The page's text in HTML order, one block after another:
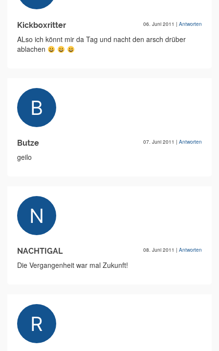
Kickboxritter 06. Juni 2011 | Antworten
ALso ich könnt mir da Tag und nacht den arsch drüber
ablachen
Butze 07. Juni 2011 | Antworten
geilo
NACHTIGAL 08. Juni 2011 | Antworten
Die Vergangenheit war mal Zukunft!